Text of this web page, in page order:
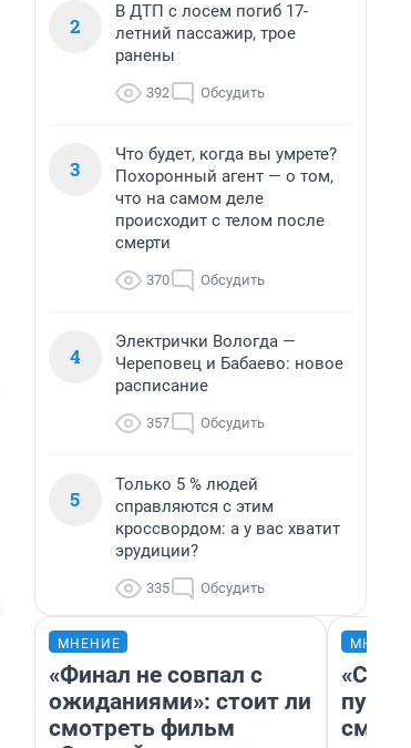
2
В ДТП с лосем погиб 17-
летний пассажир, трое
ранены
392 Обсудить
3
Что будет, когда вы умрете?
Похоронный агент — о том,
что на самом деле
происходит с телом после
смерти
370 Обсудить
4
Электрички Вологда —
Череповец и Бабаево: новое
расписание
357 Обсудить
5
Только 5 % людей
справляются с этим
кроссвордом: а у вас хватит
эрудиции?
335 Обсудить
МНЕНИЕ
«Финал не совпал с
ожиданиями»: стоит ли
смотреть фильм